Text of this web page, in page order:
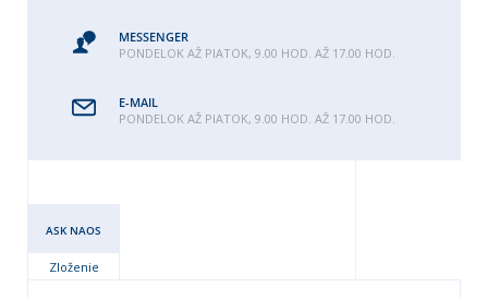
MESSENGER
PONDELOK AŽ PIATOK, 9.00 HOD. AŽ 17.00 HOD.
E-MAIL
PONDELOK AŽ PIATOK, 9.00 HOD. AŽ 17.00 HOD.
ASK NAOS
Zloženie